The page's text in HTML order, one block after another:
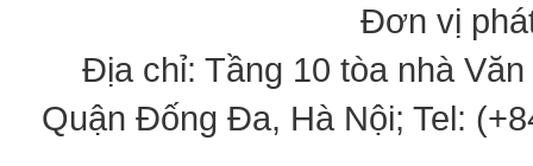
Đơn vị
Địa chỉ: Tầng 10 tòa nhà
Quận Đống Đa, Hà Nội; Tel: